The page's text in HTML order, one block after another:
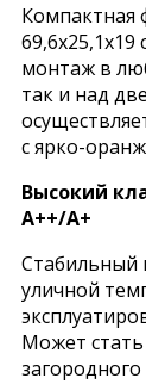
Компактная
монтаж в
так и над
с ярко-
Высокий
А++/А+
Стабильный
уличной
Может